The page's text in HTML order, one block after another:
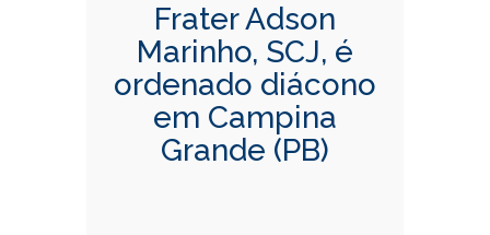
Frater Adson
Marinho, SCJ, é
ordenado diácono
em Campina
Grande (PB)